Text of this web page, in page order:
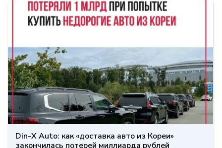
Din-X Auto: как «доставка авто из Кореи»
закончилась потерей миллиарда рублей